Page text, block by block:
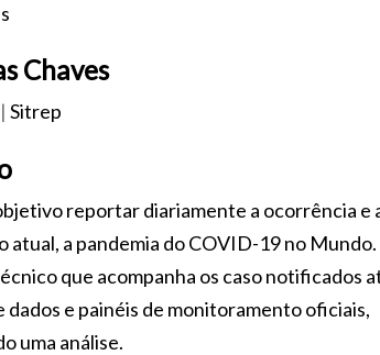
Chaves
| Sitrep
reportar diariamente a ocorrência e
atual, a pandemia do COVID-19 no Mundo.
que acompanha os caso notificados
dados e painéis de monitoramento oficiais,
uma análise.